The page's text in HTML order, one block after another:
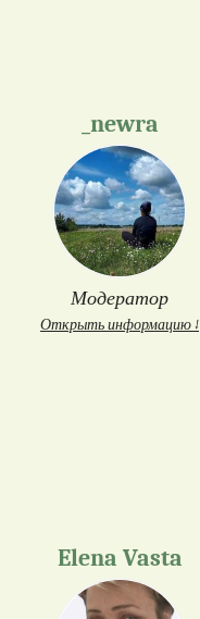
_newra
Модератор
Открыть информацию ↓
Elena Vasta